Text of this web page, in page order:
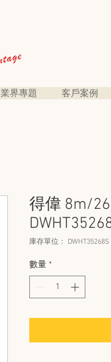
業界專題 客戶案例
得偉 8m/
庫存單位： DWHT35268S
數量 *